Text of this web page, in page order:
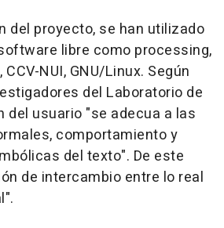
del proyecto, se han utilizado
libre como processing,
NUI, GNU/Linux. Según
del Laboratorio de
del usuario "se adecua a las
comportamiento y
del texto". De este
de intercambio entre lo real